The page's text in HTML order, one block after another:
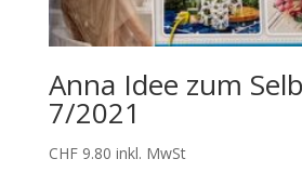
Anna Idee zum
7/2021
CHF9.80 inkl. MwSt